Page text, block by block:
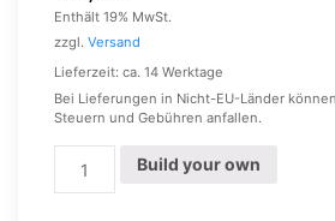
Enthält 19% MwSt.
zzgl. Versand
Lieferzeit: ca. 14 Werktage
Bei Lieferungen in Nicht-EU-Länder
Steuern und Gebühren anfallen.
Build your own